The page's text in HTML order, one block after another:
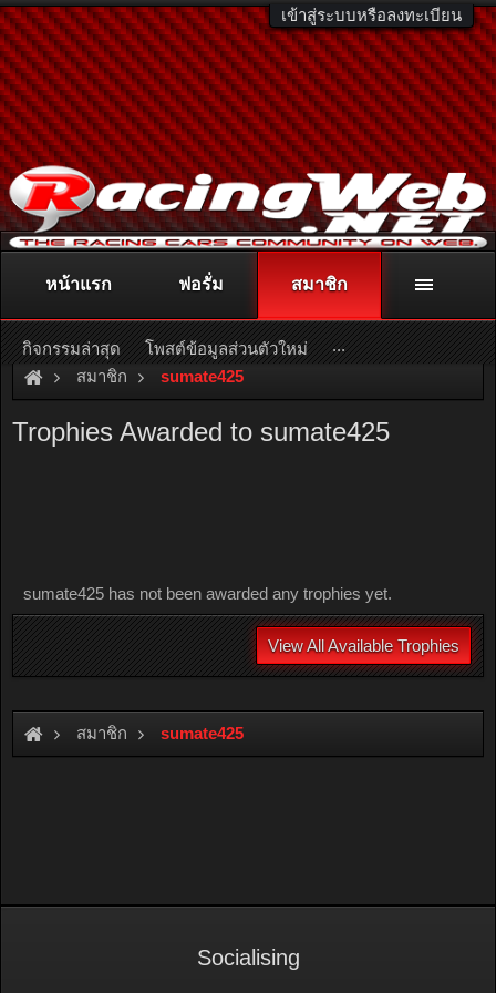
เข้าสู่ระบบหรือลงทะเบียน
ติดต่อลงโฆษณา racingweb@gmail.comหรือโทร. 081-811-1138
หรืออ่านรายละเอียดเพิ่มเติม คลิกที่นี่
สมาชิก sumate425
Trophies Awarded to sumate425
sumate425 has not been awarded any trophies yet.
View All Available Trophies
สมาชิก sumate425
หน้าแรก ฟอรั่ม สมาชิก
กิจกรรมล่าสุด โพสต์ข้อมูลส่วนตัวใหม่ ...
Socialising